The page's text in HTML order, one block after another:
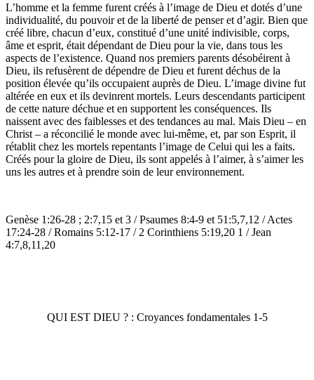
L’homme et la femme furent créés à l’image de Dieu et dotés d’une
individualité, du pouvoir et de la liberté de penser et d’agir. Bien que
créé libre, chacun d’eux, constitué d’une unité indivisible, corps,
âme et esprit, était dépendant de Dieu pour la vie, dans tous les
aspects de l’existence. Quand nos premiers parents désobéirent à
Dieu, ils refusèrent de dépendre de Dieu et furent déchus de la
position élevée qu’ils occupaient auprès de Dieu. L’image divine fut
altérée en eux et ils devinrent mortels. Leurs descendants participent
de cette nature déchue et en supportent les conséquences. Ils
naissent avec des faiblesses et des tendances au mal. Mais Dieu – en
Christ – a réconcilié le monde avec lui-même, et, par son Esprit, il
rétablit chez les mortels repentants l’image de Celui qui les a faits.
Créés pour la gloire de Dieu, ils sont appelés à l’aimer, à s’aimer les
uns les autres et à prendre soin de leur environnement.
Genèse 1:26-28 ; 2:7,15 et 3 / Psaumes 8:4-9 et 51:5,7,12 / Actes
17:24-28 / Romains 5:12-17 / 2 Corinthiens 5:19,20 1 / Jean
4:7,8,11,20
QUI EST DIEU ? : Croyances fondamentales 1-5